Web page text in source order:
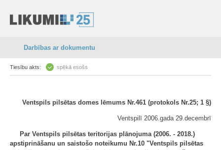
Darbības ar dokumentu
Tiesību akts: spēkā esošs
Ventspils pilsētas domes lēmums Nr.461 (protokols Nr.25; 1 §)
Ventspilī 2006.gada 29.decembrī
Par Ventspils pilsētas teritorijas plānojuma (2006. - 2018.)
apstiprināšanu un saistošo noteikumu Nr.10 "Ventspils pilsētas